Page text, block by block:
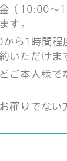
（10:00～
す。
ら1時間程
いただけま
ご本人様で
罹りでない